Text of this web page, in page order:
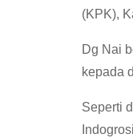
(KPK),
Dg Nai
kepada
Seperti